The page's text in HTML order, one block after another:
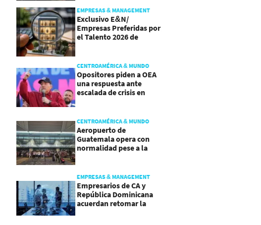
EMPRESAS & MANAGEMENT
Exclusivo E&N/
Empresas Preferidas por
el Talento 2026 de
CENTROAMÉRICA & MUNDO
Opositores piden a OEA
una respuesta ante
escalada de crisis en
CENTROAMÉRICA & MUNDO
Aeropuerto de
Guatemala opera con
normalidad pese a la
EMPRESAS & MANAGEMENT
Empresarios de CA y
República Dominicana
acuerdan retomar la